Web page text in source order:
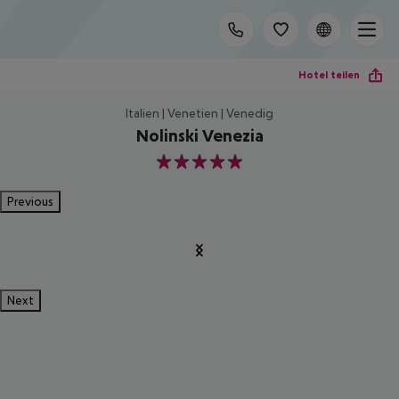
Hotel teilen
Italien | Venetien | Venedig
Nolinski Venezia
5
Previous
Next